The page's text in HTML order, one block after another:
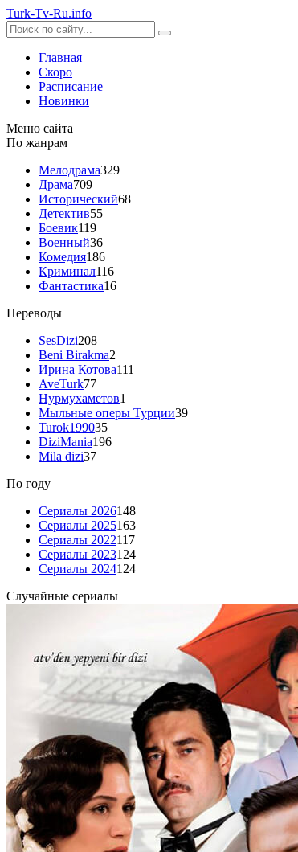
Turk-Tv-Ru.info
Главная
Скоро
Расписание
Новинки
Меню сайта
По жанрам
Мелодрама329
Драма709
Исторический68
Детектив55
Боевик119
Военный36
Комедия186
Криминал116
Фантастика16
Переводы
SesDizi208
Beni Birakma2
Ирина Котова111
AveTurk77
Нурмухаметов1
Мыльные оперы Турции39
Turok199035
DiziMania196
Mila dizi37
По году
Сериалы 2026148
Сериалы 2025163
Сериалы 2022117
Сериалы 2023124
Сериалы 2024124
Случайные сериалы